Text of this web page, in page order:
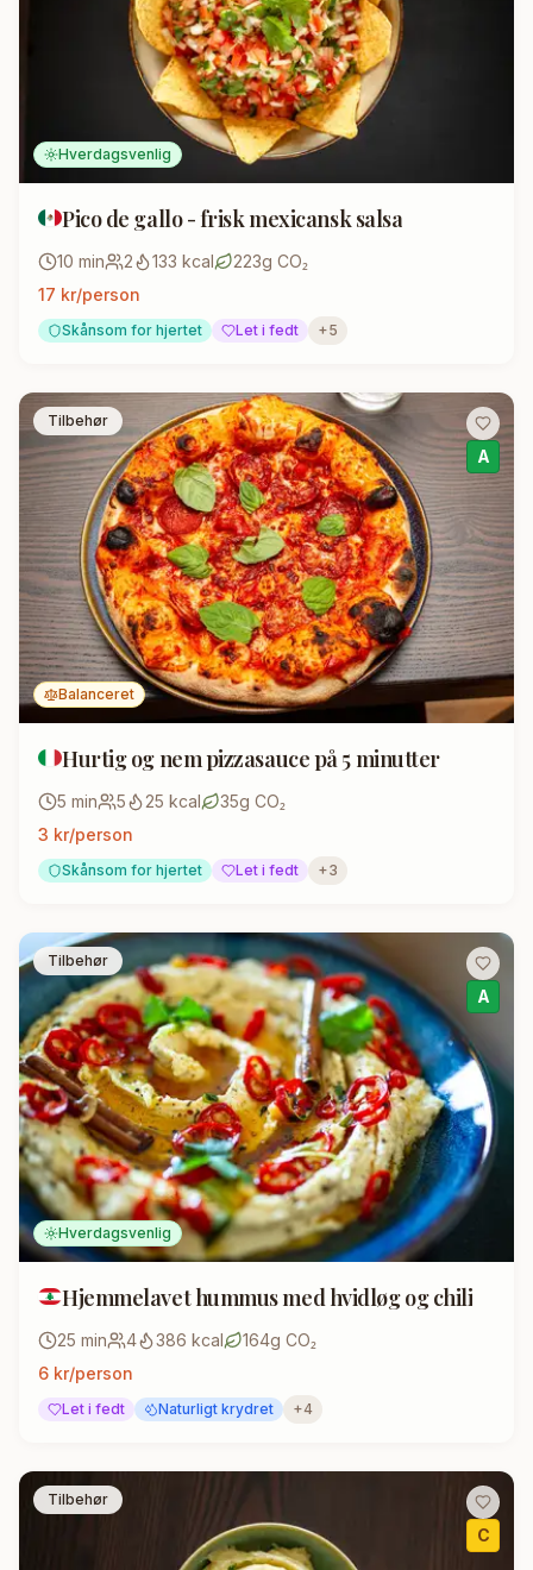
Hverdagsvenlig
Pico de gallo - frisk mexicansk salsa
10 min 2 133 kcal 223g CO₂
17 kr/person
Skånsom for hjertet Let i fedt +5
Balanceret
Tilbehør
A
Hurtig og nem pizzasauce på 5 minutter
5 min 5 25 kcal 35g CO₂
3 kr/person
Skånsom for hjertet Let i fedt +3
Hverdagsvenlig
Tilbehør
A
Hjemmelavet hummus med hvidløg og chili
25 min 4 386 kcal 164g CO₂
6 kr/person
Let i fedt Naturligt krydret +4
Tilbehør
C